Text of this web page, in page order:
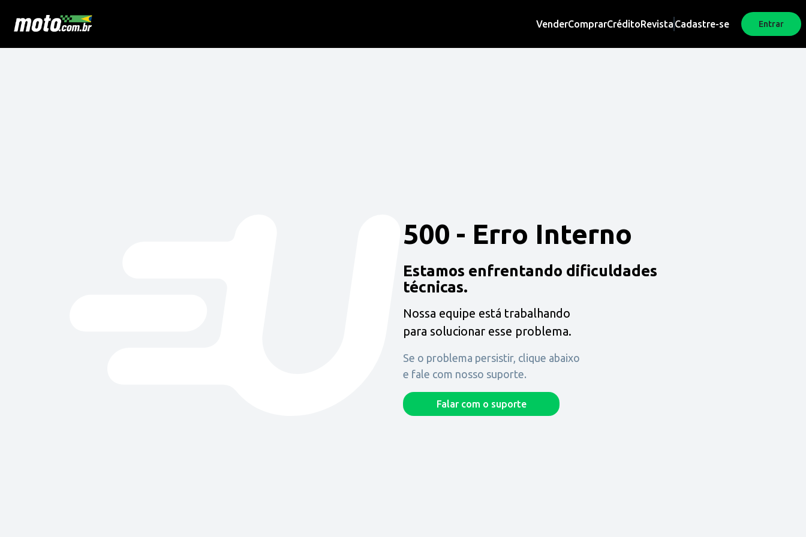
VenderComprarCréditoRevista Cadastre-se Entrar
500 - Erro Interno
Estamos enfrentando dificuldades
técnicas.
Nossa equipe está trabalhando
para solucionar esse problema.
Se o problema persistir, clique abaixo
e fale com nosso suporte.
Falar com o suporte